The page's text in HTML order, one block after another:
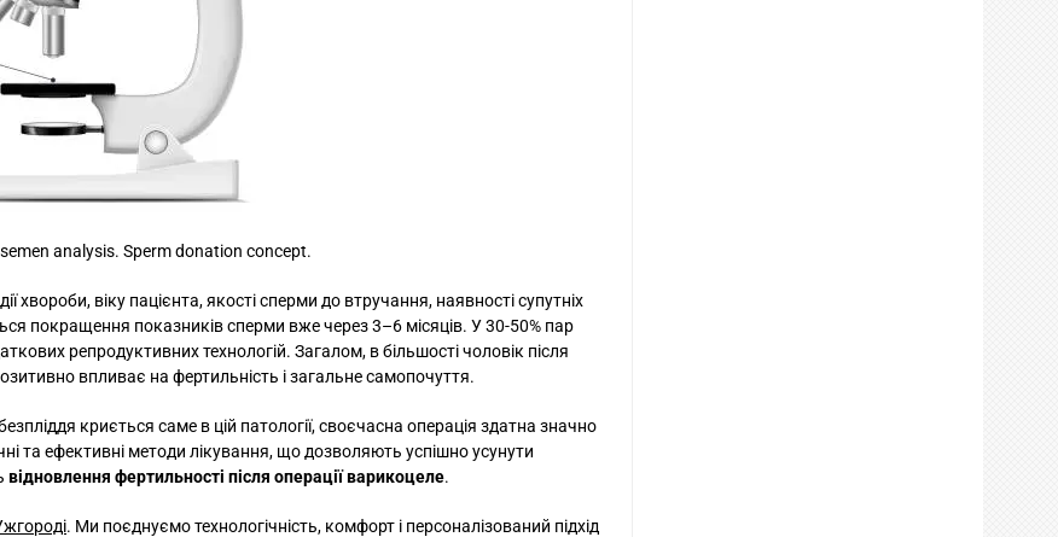
analysis. Sperm donation concept.
хвороби, віку пацієнта, якості сперми до втручання, наявності супутніх
покращення показників сперми вже через 3–6 місяців. У 30-50% пар
репродуктивних технологій. Загалом, в більшості чоловік після
впливає на фертильність і загальне самопочуття.
криється саме в цій патології, своєчасна операція здатна значно
та ефективні методи лікування, що дозволяють успішно усунути
відновлення фертильності після операції варикоцеле.
. Ми поєднуємо технологічність, комфорт і персоналізований підхід